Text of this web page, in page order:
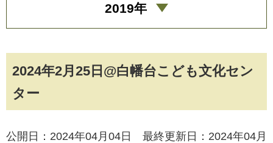
2024年2月25日@白幡台こども文化セン
ター
公開日：2024年04月04日 最終更新日：2024年04月
2019年